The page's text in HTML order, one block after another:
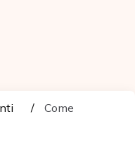
Come